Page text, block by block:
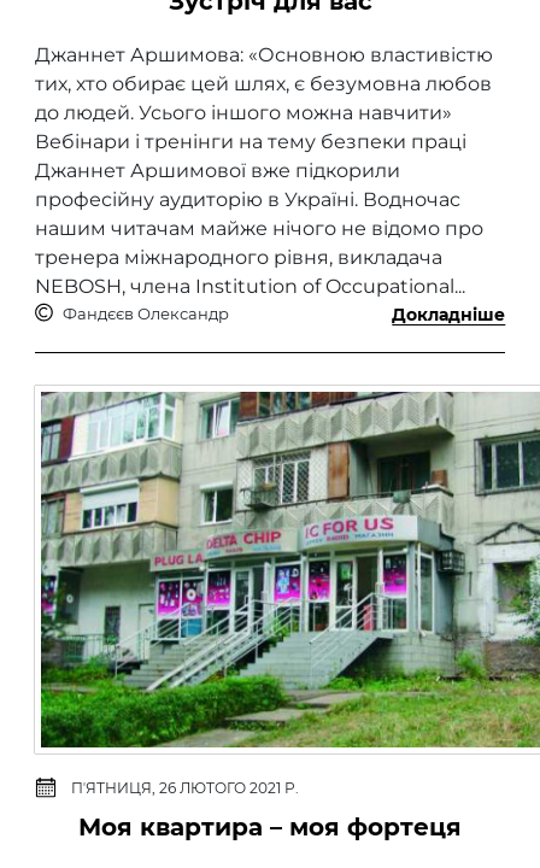
Джаннет Аршимова: «Основною властивістю
тих, хто обирає цей шлях, є безумовна любов
до людей. Усього іншого можна навчити»
Вебінари і тренінги на тему безпеки праці
Джаннет Аршимової вже підкорили
професійну аудиторію в Україні. Водночас
нашим читачам майже нічого не відомо про
тренера міжнародного рівня, викладача
NEBOSH, члена Institution of Occupational...
Фандєєв Олександр Докладніше
ПʼЯТНИЦЯ, 26 ЛЮТОГО 2021 Р.
Моя квартира – моя фортеця